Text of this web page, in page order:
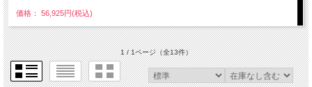
価格： 56,925円(税込)
1 / 1ページ（全13件）